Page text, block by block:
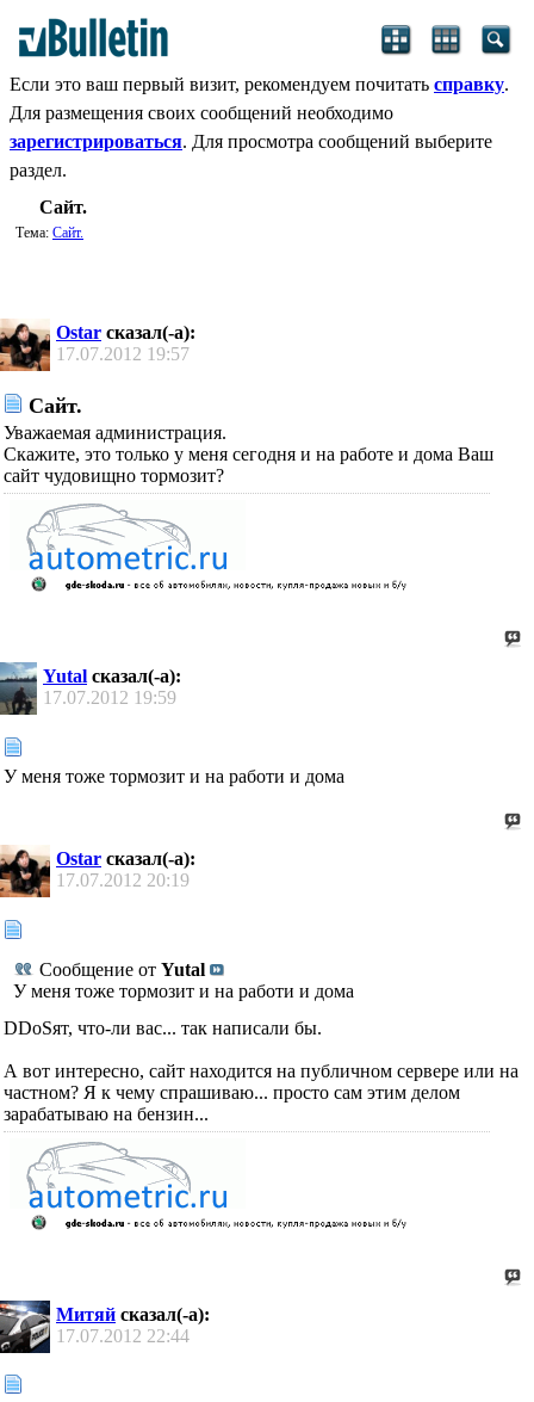
Если это ваш первый визит, рекомендуем почитать справку.
Для размещения своих сообщений необходимо
зарегистрироваться. Для просмотра сообщений выберите
раздел.
Сайт.
Тема: Сайт.
Ostar сказал(-а):
17.07.2012 19:57
Сайт.
Уважаемая администрация.
Скажите, это только у меня сегодня и на работе и дома Ваш
сайт чудовищно тормозит?
Yutal сказал(-а):
17.07.2012 19:59
У меня тоже тормозит и на работи и дома
Ostar сказал(-а):
17.07.2012 20:19
Сообщение от Yutal
У меня тоже тормозит и на работи и дома
DDoSят, что-ли вас... так написали бы.
А вот интересно, сайт находится на публичном сервере или на
частном? Я к чему спрашиваю... просто сам этим делом
зарабатываю на бензин...
Митяй сказал(-а):
17.07.2012 22:44